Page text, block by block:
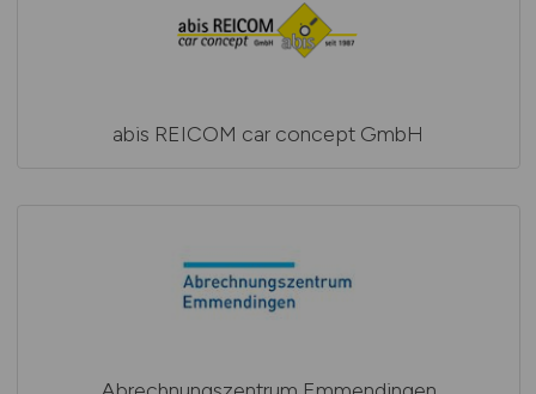
abis REICOM car concept GmbH